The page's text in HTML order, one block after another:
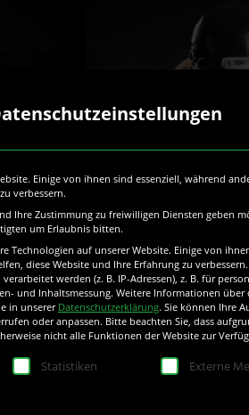
Einige von ihnen sind essenziell, während
verbessern.
Ihre Zustimmung zu freiwilligen Diensten geben
um Erlaubnis bitten.
Technologien auf unserer Website. Einige von
diese Website und Ihre Erfahrung zu verbessern.
werden (z. B. IP-Adressen), z. B. für
und Inhaltsmessung. Weitere Informationen über
in unserer Datenschutzerklärung. Sie können Ihre
oder anpassen. Bitte beachten Sie, dass
nicht alle Funktionen der Website zur
Gruppen, für die eine
Statistiken Externe